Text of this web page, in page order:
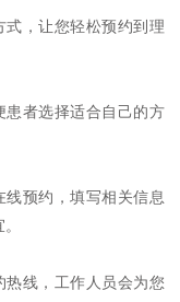
，让您轻松预约到理
患者选择适合自己的方
线预约，填写相关信息
热线，工作人员会为您